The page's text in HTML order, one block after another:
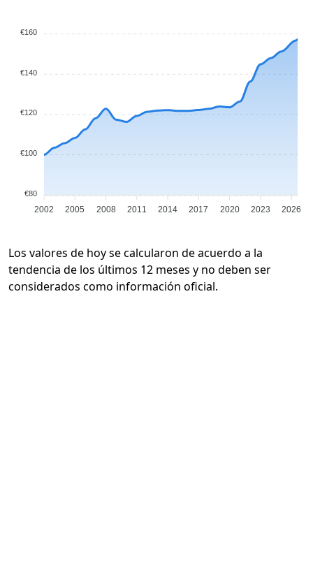
€160
€140
€120
€100
€80
2002 2005 2008 2011 2014 2017 2020 2023 2026
Los valores de hoy se calcularon de acuerdo a la
tendencia de los últimos 12 meses y no deben ser
considerados como información oficial.